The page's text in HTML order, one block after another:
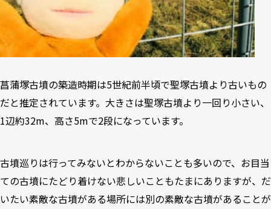
菖蒲塚古墳の築造時期は5世紀前半頃で聖塚古墳より古いもの
だと推定されています。大きさは聖塚古墳より一回り小さい、
1辺約32m、高さ5mで2段になっています。
古墳巡りは行ってみないとわからないことも多いので、お目当
ての古墳にたどり着けない悲しいこともたまにありますが、だ
いたい素敵な古墳がある場所には別の素敵な古墳があることが